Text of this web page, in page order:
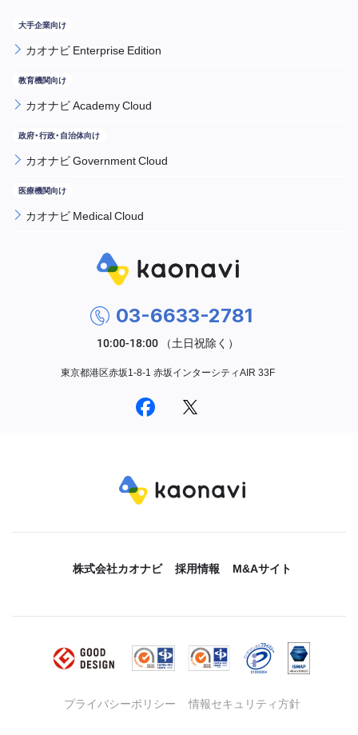
カオナビ Enterprise Edition
カオナビ Academy Cloud
カオナビ Government Cloud
カオナビ Medical Cloud
03-6633-2781
東京都港区赤坂1-8-1 赤坂インターシティAIR 33F
株式会社カオナビ 採用情報 M&Aサイト
プライバシーポリシー 情報セキュリティ方針